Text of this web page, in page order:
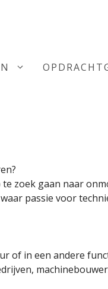
zoek gaan naar
passie voor
of in een andere